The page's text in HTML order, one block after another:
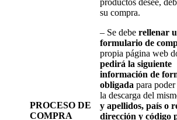
PROCESO DE
COMPRA
productos desee,
su compra.
– Se debe rellenar
formulario de
propia página web
pedirá la siguiente
información de
obligada para
la descarga del
y apellidos, país o
dirección y código